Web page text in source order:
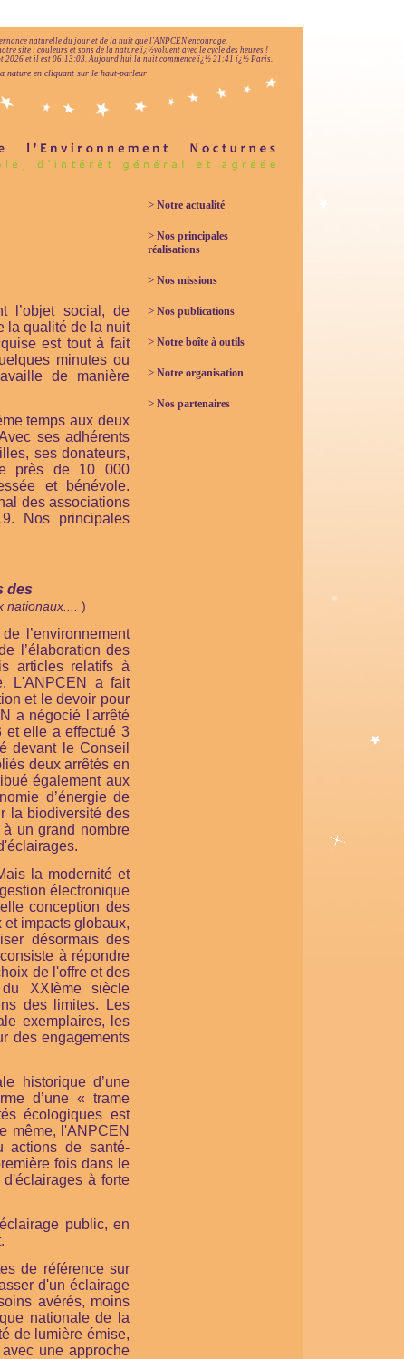
naturelle du jour et de la nuit que l'ANPCEN encourage.
site : couleurs et sons de la nature ï¿½voluent avec le cycle des heures !
2026 et il est 06:13:03.Aujourd'hui la nuit commence ï¿½ 21:41 ï¿½ Paris.
nature en cliquant sur le haut-parleur
l’objet social, de
la qualité de la nuit
est tout à fait
minutes ou
de manière
temps aux deux
ses adhérents
ses donateurs,
près de 10 000
et bénévole.
des associations
Nos principales
des
)
l’environnement
l’élaboration des
articles relatifs à
L'ANPCEN a fait
et le devoir pour
a négocié l'arrêté
et elle a effectué 3
devant le Conseil
deux arrêtés en
également aux
d’énergie de
la biodiversité des
un grand nombre
la modernité et
électronique
conception des
impacts globaux,
désormais des
à répondre
de l'offre et des
XXIème siècle
des limites. Les
exemplaires, les
des engagements
historique d’une
d’une « trame
écologiques est
même, l'ANPCEN
actions de santé-
fois dans le
à forte
public, en
de référence sur
d'un éclairage
avérés, moins
nationale de la
de lumière émise,
une approche
> Notre actualité
> Nos principales
réalisations
> Nos missions
> Nos publications
> Notre boîte à outils
> Notre organisation
> Nos partenaires